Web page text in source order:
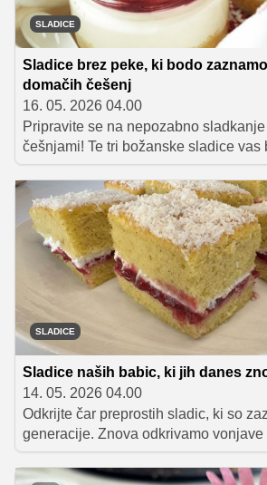
SLADICE
Sladice brez peke, ki bodo
domačih češenj
16. 05. 2026 04.00
Pripravite se na nepozabno
češnjami! Te tri božanske sladice vas
svojo kremnostjo in hitro pripravo.
sončne dni, ko si želite nekaj zares
osvežilnega in kar se da slastnega.
SLADICE
Sladice naših babic, ki jih danes
14. 05. 2026 04.00
Odkrijte čar preprostih sladic, ki so
generacije. Znova odkrivamo
kuhinje, kjer so kraljevale preproste
skuta, moka, jajca in domača